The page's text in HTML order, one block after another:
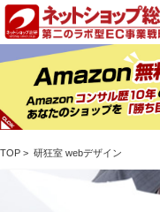
コ
ン
へ
キ
TOP > 研狂室 webデザイン